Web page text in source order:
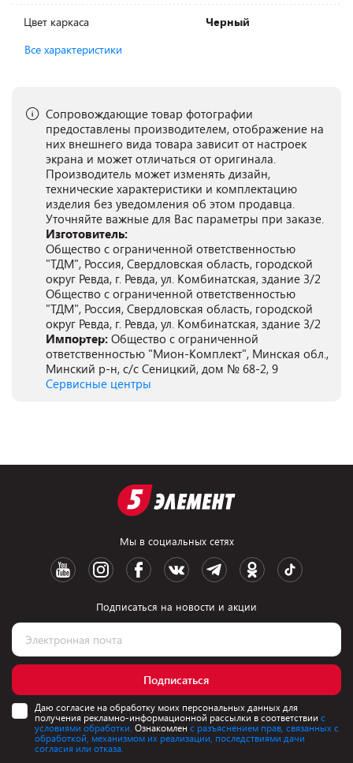
Цвет каркаса
Черный
Все характеристики
Сопровождающие товар фотографии
предоставлены производителем, отображение на
них внешнего вида товара зависит от настроек
экрана и может отличаться от оригинала.
Производитель может изменять дизайн,
технические характеристики и комплектацию
изделия без уведомления об этом продавца.
Уточняйте важные для Вас параметры при заказе.
Изготовитель:
Общество с ограниченной ответственностью
"ТДМ", Россия, Свердловская область, городской
округ Ревда, г. Ревда, ул. Комбинатская, здание 3/2
Общество с ограниченной ответственностью
"ТДМ", Россия, Свердловская область, городской
округ Ревда, г. Ревда, ул. Комбинатская, здание 3/2
Импортер: Общество с ограниченной
ответственностью "Мион-Комплект", Минская обл.,
Минский р-н, с/с Сеницкий, дом № 68-2, 9
Сервисные центры
Мы в социальных сетях
Подписаться на новости и акции
Подписаться
Даю согласие на обработку моих персональных данных для
получения рекламно-информационной рассылки в соответствии с
условиями обработки. Ознакомлен с разъяснением прав, связанных с
обработкой, механизмом их реализации, последствиями дачи
согласия или отказа.